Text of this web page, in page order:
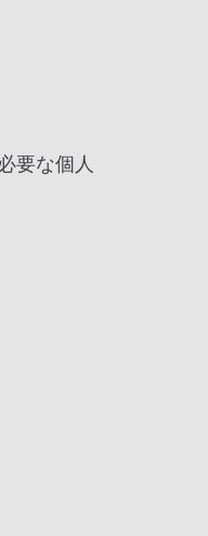
要な個人